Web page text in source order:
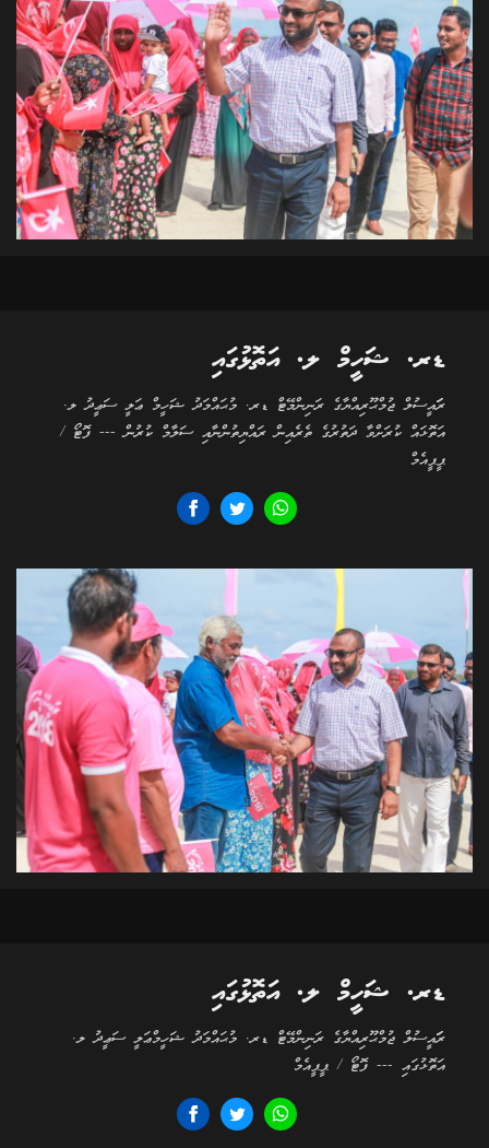
ޑރ. ޝަހީމް ލ. އަތޮޅުގައި
ރަަައީސުލް ޖުމްޙޫރިއްޔާގެ ރަނިންމޭޓް ޑރ. މުޙައްމަދު ޝަހީމް ޢަލީ ސަޢީދު ލ.
އަތޮޅައް ކުރަށްވާ ދަތުރުގެ ތެރެއިން ރައްޔިތުންނާއި ސަލާމް ކުރުން --- ފޮޓޯ /
ޕީޕީއެމް
ޑރ. ޝަހީމް ލ. އަތޮޅުގައި
ރަަައީސުލް ޖުމްޙޫރިއްޔާގެ ރަނިންމޭޓް ޑރ. މުޙައްމަދު ޝަހީމްޢަލީ ސަޢީދު ލ.
އަތޮޅުގައި --- ފޮޓޯ / ޕީޕީއެމް